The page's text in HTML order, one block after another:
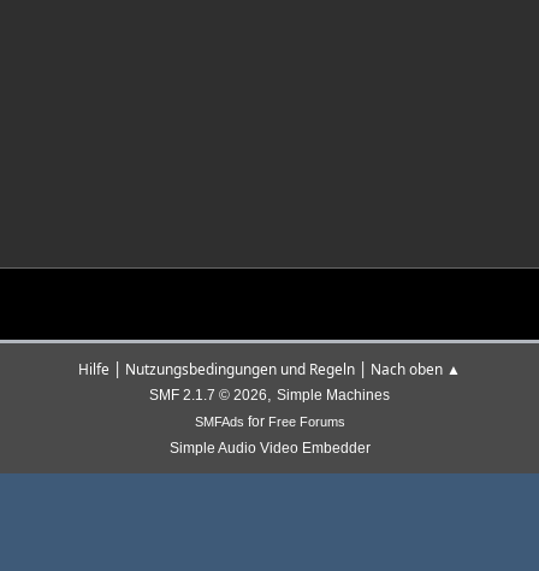
Hilfe | Nutzungsbedingungen und Regeln | Nach oben ▲
SMF 2.1.7 © 2026, Simple Machines
SMFAds for Free Forums
Simple Audio Video Embedder